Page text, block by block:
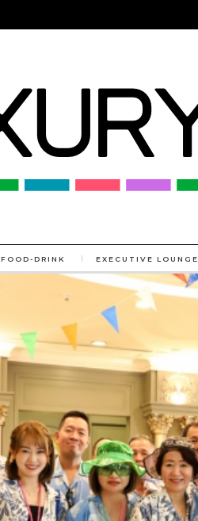
FOOD-DRINK EXECUTIVE LOUNGE